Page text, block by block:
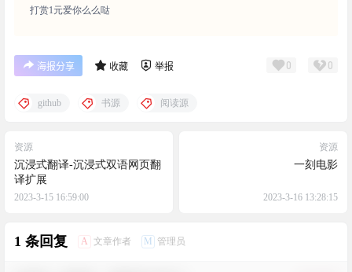
打赏1元爱你么么哒
海报分享 收藏 举报 0 0
github 书源 阅读源
资源
沉浸式翻译-沉浸式双语网页翻
译扩展
2023-3-15 16:59:00
资源
一刻电影
2023-3-16 13:28:15
1 条回复 A 文章作者 M 管理员